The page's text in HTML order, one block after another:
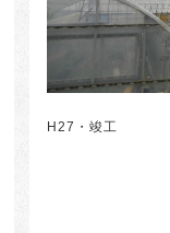
H27・竣工